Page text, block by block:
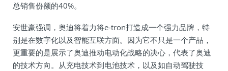
总销售份额的40%。
安世豪强调，奥迪将着力将e-tron打造成一个强力品牌，特
别是在数字化以及智能互联方面。因为它不只是一个产品，
更重要的是展示了奥迪推动电动化战略的决心，代表了奥迪
的技术方向。从充电技术到电池技术，以及如自动驾驶技